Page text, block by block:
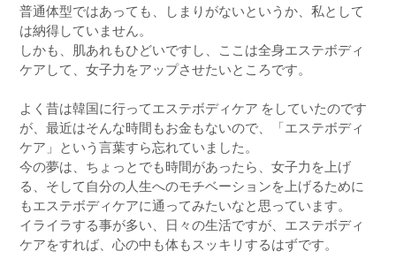
普通体型ではあっても、しまりがないというか、私として
は納得していません。
しかも、肌あれもひどいですし、ここは全身エステボディ
ケアして、女子力をアップさせたいところです。
よく昔は韓国に行ってエステボディケア をしていたのです
が、最近はそんな時間もお金もないので、「エステボディ
ケア」という言葉すら忘れていました。
今の夢は、ちょっとでも時間があったら、女子力を上げ
る、そして自分の人生へのモチベーションを上げるために
もエステボディケアに通ってみたいなと思っています。
イライラする事が多い、日々の生活ですが、エステボディ
ケアをすれば、心の中も体もスッキリするはずです。